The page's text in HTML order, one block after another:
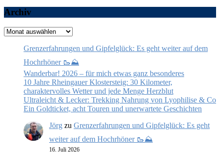
Archiv
Archiv
Grenzerfahrungen und Gipfelglück: Es geht weiter auf dem
Hochrhöner 🥾⛰️
Wanderbar! 2026 – für mich etwas ganz besonderes
10 Jahre Rheingauer Klostersteig: 30 Kilometer,
charaktervolles Wetter und jede Menge Herzblut
Ultraleicht & Lecker: Trekking Nahrung von Lyophilise & Co
Ein Goldticket, acht Touren und unerwartete Geschichten
Jörg zu Grenzerfahrungen und Gipfelglück: Es geht
weiter auf dem Hochrhöner 🥾⛰️
16. Juli 2026